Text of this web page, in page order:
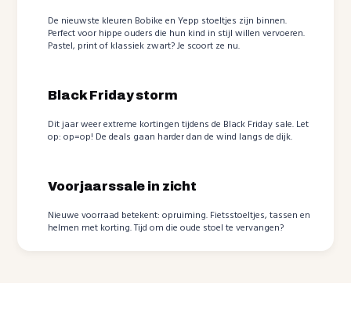
De nieuwste kleuren Bobike en Yepp stoeltjes zijn binnen.
Perfect voor hippe ouders die hun kind in stijl willen vervoeren.
Pastel, print of klassiek zwart? Je scoort ze nu.
Black Friday storm
Dit jaar weer extreme kortingen tijdens de Black Friday sale. Let
op: op=op! De deals gaan harder dan de wind langs de dijk.
Voorjaarssale in zicht
Nieuwe voorraad betekent: opruiming. Fietsstoeltjes, tassen en
helmen met korting. Tijd om die oude stoel te vervangen?